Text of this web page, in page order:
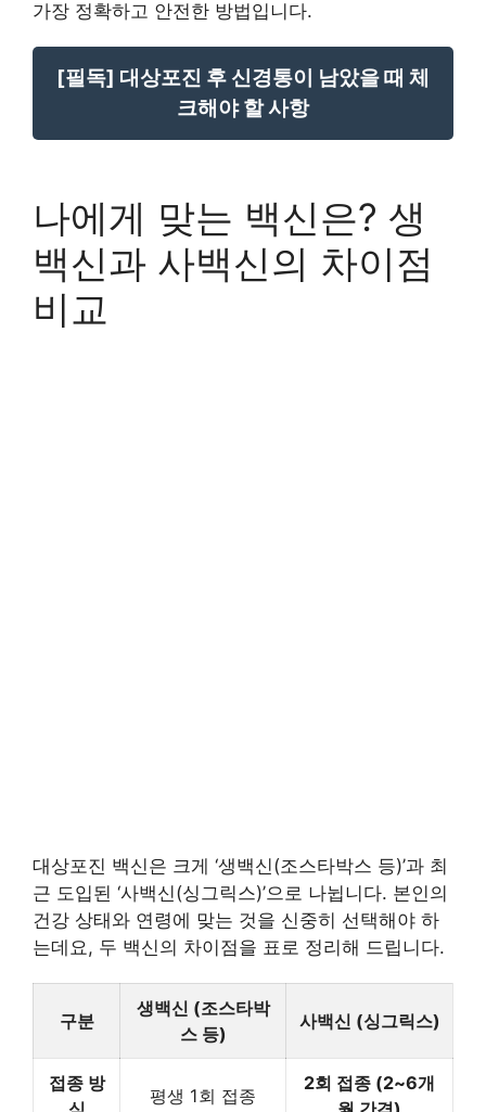
가장 정확하고 안전한 방법입니다.
[필독] 대상포진 후 신경통이 남았을 때 체
크해야 할 사항
나에게 맞는 백신은? 생
백신과 사백신의 차이점
비교
대상포진 백신은 크게 ‘생백신(조스타박스 등)’과 최
근 도입된 ‘사백신(싱그릭스)’으로 나뉩니다. 본인의
건강 상태와 연령에 맞는 것을 신중히 선택해야 하
는데요, 두 백신의 차이점을 표로 정리해 드립니다.
구분
생백신 (조스타박
스 등)
사백신 (싱그릭스)
접종 방
평생 1회 접종
2회 접종 (2~6개